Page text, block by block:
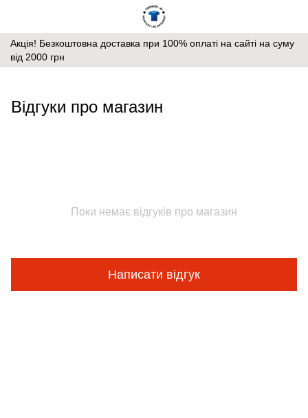
Акція! Безкоштовна доставка при 100% оплаті на сайті на суму
від 2000 грн
Відгуки про магазин
Поки немає відгуків про магазин
Написати відгук